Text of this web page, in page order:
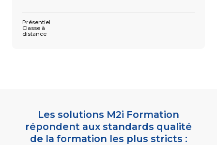
Présentiel
Classe à
distance
Les solutions M2i Formation
répondent aux standards qualité
de la formation les plus stricts :